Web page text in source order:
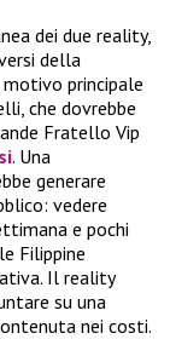
dei due reality,
della
principale
che dovrebbe
Fratello Vip
. Una
generare
vedere
e pochi
Filippine
Il reality
su una
nei costi.